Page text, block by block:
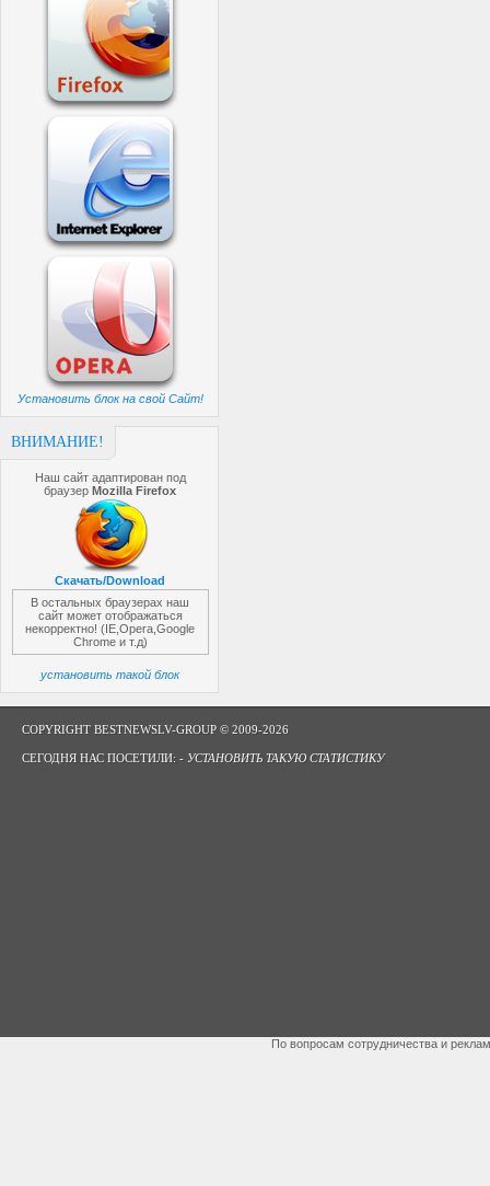
Установить блок на свой Сайт!
ВНИМАНИЕ!
Наш сайт адаптирован под
браузерMozilla Firefox
Скачать/Download
В остальных браузерах наш
сайт может отображаться
некорректно! (IE,Opera,Google
Chrome и т.д)
установить такой блок
COPYRIGHT BESTNEWSLV-GROUP © 2009-2026
СЕГОДНЯ НАС ПОСЕТИЛИ: - УСТАНОВИТЬ ТАКУЮ СТАТИСТИКУ
По вопросам сотрудничества и